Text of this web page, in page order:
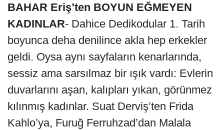
BAHAR Eriş’ten BOYUN EĞMEYEN
KADINLAR- Dahice Dedikodular 1. Tarih
boyunca deha denilince akla hep erkekler
geldi. Oysa aynı sayfaların kenarlarında,
sessiz ama sarsılmaz bir ışık vardı: Evlerin
duvarlarını aşan, kalıpları yıkan, görünmez
kılınmış kadınlar. Suat Derviş’ten Frida
Kahlo’ya, Furuğ Ferruhzad’dan Malala